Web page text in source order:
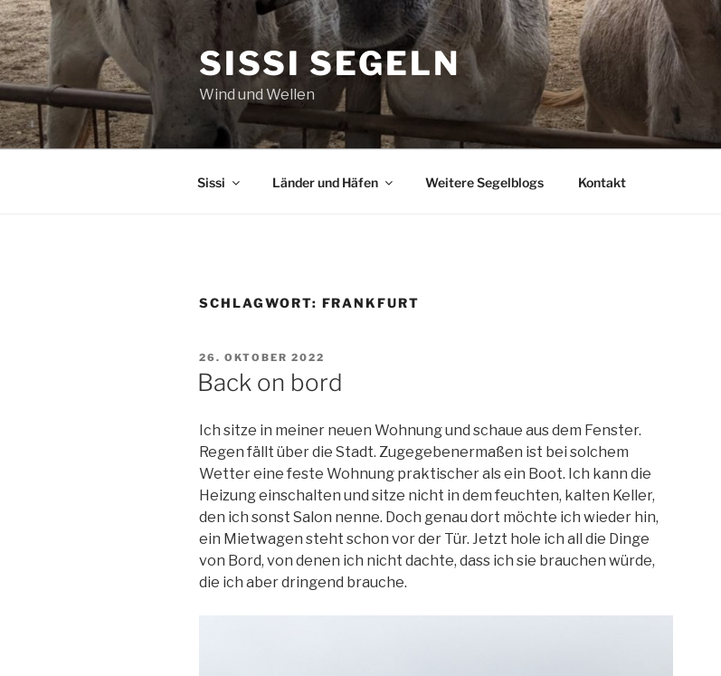
Zum
Inhalt
springen
SISSI SEGELN
Wind und Wellen
Sissi Länder und Häfen Weitere Segelblogs Kontakt
SCHLAGWORT: FRANKFURT
VERÖFFENTLICHT
AM
26. OKTOBER 2022
Back on bord
Ich sitze in meiner neuen Wohnung und schaue aus dem Fenster.
Regen fällt über die Stadt. Zugegebenermaßen ist bei solchem
Wetter eine feste Wohnung praktischer als ein Boot. Ich kann die
Heizung einschalten und sitze nicht in dem feuchten, kalten Keller,
den ich sonst Salon nenne. Doch genau dort möchte ich wieder hin,
ein Mietwagen steht schon vor der Tür. Jetzt hole ich all die Dinge
von Bord, von denen ich nicht dachte, dass ich sie brauchen würde,
die ich aber dringend brauche.